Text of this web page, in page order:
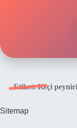
Etiket:Keçi
Sitemap